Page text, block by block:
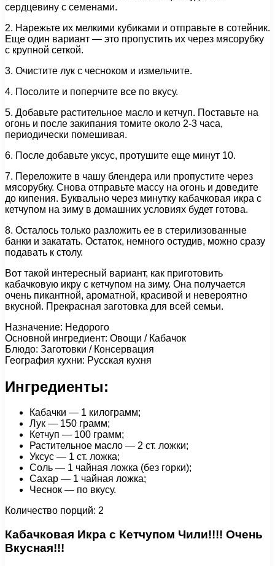
сердцевину с семенами.
2. Нарежьте их мелкими кубиками и отправьте в сотейник.
Еще один вариант — это пропустить их через мясорубку
с крупной сеткой.
3. Очистите лук с чесноком и измельчите.
4. Посолите и поперчите все по вкусу.
5. Добавьте растительное масло и кетчуп. Поставьте на
огонь и после закипания томите около 2-3 часа,
периодически помешивая.
6. После добавьте уксус, протушите еще минут 10.
7. Переложите в чашу блендера или пропустите через
мясорубку. Снова отправьте массу на огонь и доведите
до кипения. Буквально через минутку кабачковая икра с
кетчупом на зиму в домашних условиях будет готова.
8. Осталось только разложить ее в стерилизованные
банки и закатать. Остаток, немного остудив, можно сразу
подавать к столу.
Вот такой интересный вариант, как приготовить
кабачковую икру с кетчупом на зиму. Она получается
очень пикантной, ароматной, красивой и невероятно
вкусной. Прекрасная заготовка для всей семьи.
Назначение: Недорого
Основной ингредиент: Овощи / Кабачок
Блюдо: Заготовки / Консервация
География кухни: Русская кухня
Ингредиенты:
Кабачки — 1 килограмм;
Лук — 150 грамм;
Кетчуп — 100 грамм;
Растительное масло — 2 ст. ложки;
Уксус — 1 ст. ложка;
Соль — 1 чайная ложка (без горки);
Сахар — 1 чайная ложка;
Чеснок — по вкусу.
Количество порций: 2
Кабачковая Икра с Кетчупом Чили!!!! Очень
Вкусная!!!